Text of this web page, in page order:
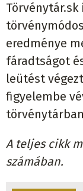
eredménye
fáradtságot
leütést
figyelembe
A teljes cikk
számában.